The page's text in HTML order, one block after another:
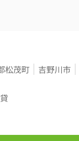
松茂町 吉野川市